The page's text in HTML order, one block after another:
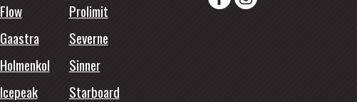
Flow
Prolimit
Gaastra
Severne
Holmenkol
Sinner
Icepeak
Starboard